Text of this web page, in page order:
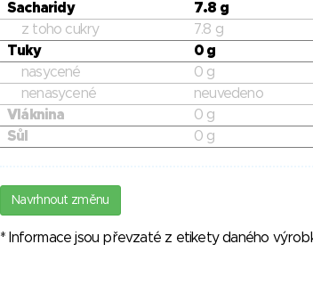
Sacharidy
7.8 g
z toho cukry
7.8 g
Tuky
0 g
nasycené
0 g
nenasycené
neuvedeno
Vláknina
0 g
Sůl
0 g
Navrhnout změnu
* Informace jsou převzaté z etikety daného